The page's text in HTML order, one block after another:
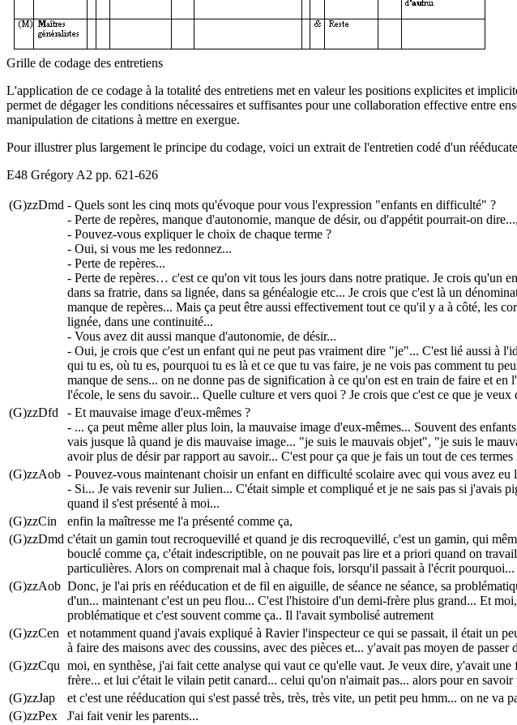
Grille de codage des entretiens
L'application de ce codage à la totalité des entretiens met en valeur les positions explicites et
permet de dégager les conditions nécessaires et suffisantes pour une collaboration effective entre
manipulation de citations à mettre en exergue.
Pour illustrer plus largement le principe du codage, voici un extrait de l'entretien codé d'un
E48 Grégory A2 pp. 621-626
(G)zzDmd - Quels sont les cinq mots qu'évoque pour vous l'expression "enfants en difficulté" ?
- Perte de repères, manque d'autonomie, manque de désir, ou d'appétit pourrait-on
- Pouvez-vous expliquer le choix de chaque terme ?
- Oui, si vous me les redonnez...
- Perte de repères...
- Perte de repères… c'est ce qu'on vit tous les jours dans notre pratique. Je crois qu'un
dans sa fratrie, dans sa lignée, dans sa généalogie etc... Je crois que c'est là un
manque de repères... Mais ça peut être aussi effectivement tout ce qu'il y a à côté, les
lignée, dans une continuité...
- Vous avez dit aussi manque d'autonomie, de désir...
- Oui, je crois que c'est un enfant qui ne peut pas vraiment dire "je"... C'est lié aussi à
qui tu es, où tu es, pourquoi tu es là et ce que tu vas faire, je ne vois pas comment tu
manque de sens... on ne donne pas de signification à ce qu'on est en train de faire et
l'école, le sens du savoir... Quelle culture et vers quoi ? Je crois que c'est ce que je
(G)zzDfd
- Et mauvaise image d'eux-mêmes ?
- ... ça peut même aller plus loin, la mauvaise image d'eux-mêmes... Souvent des
vais jusque là quand je dis mauvaise image... "je suis le mauvais objet", "je suis le
avoir plus de désir par rapport au savoir... C'est pour ça que je fais un tout de ces
(G)zzAob - Pouvez-vous maintenant choisir un enfant en difficulté scolaire avec qui vous avez eu
- Si... Je vais revenir sur Julien... C'était simple et compliqué et je ne sais pas si j'avais
quand il s'est présenté à moi...
(G)zzCin
enfin la maîtresse me l'a présenté comme ça,
(G)zzDmd c'était un gamin tout recroquevillé et quand je dis recroquevillé, c'est un gamin, qui
bouclé comme ça, c'était indescriptible, on ne pouvait pas lire et a priori quand on
particulières. Alors on comprenait mal à chaque fois, lorsqu'il passait à l'écrit pourquoi...
(G)zzAob Donc, je l'ai pris en rééducation et de fil en aiguille, de séance ne séance, sa
d'un... maintenant c'est un peu flou... C'est l'histoire d'un demi-frère plus grand... Et
problématique et c'est souvent comme ça.. Il l'avait symbolisé autrement
(G)zzCen
et notamment quand j'avais expliqué à Ravier l'inspecteur ce qui se passait, il était un
à faire des maisons avec des coussins, avec des pièces et... y'avait pas moyen de
(G)zzCqu moi, en synthèse, j'ai fait cette analyse qui vaut ce qu'elle vaut. Je veux dire, y'avait
frère... et lui c'était le vilain petit canard... celui qu'on n'aimait pas... alors pour en savoir
(G)zzJap
et c'est une rééducation qui s'est passé très, très, très vite, un petit peu hmm... on ne va
(G)zzPex
J'ai fait venir les parents...